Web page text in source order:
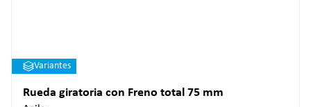
Variantes
Rueda giratoria con Freno total 75 mm